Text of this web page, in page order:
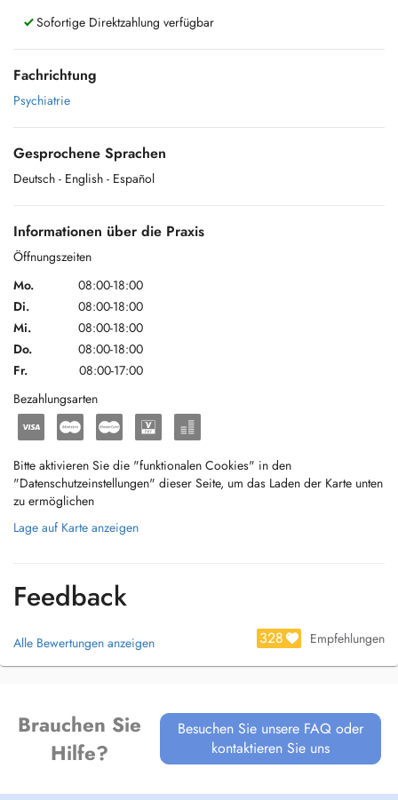
Sofortige Direktzahlung verfügbar
Fachrichtung
Psychiatrie
Gesprochene Sprachen
Deutsch - English - Español
Informationen über die Praxis
Öffnungszeiten
Mo.
08:00-18:00
Di.
08:00-18:00
Mi.
08:00-18:00
Do.
08:00-18:00
Fr.
08:00-17:00
Bezahlungsarten
Bitte aktivieren Sie die "funktionalen Cookies" in den
"Datenschutzeinstellungen" dieser Seite, um das Laden der Karte unten
zu ermöglichen
Lage auf Karte anzeigen
Feedback
Alle Bewertungen anzeigen 328 Empfehlungen
Brauchen Sie
Hilfe?
Besuchen Sie unsere FAQ oder
kontaktieren Sie uns